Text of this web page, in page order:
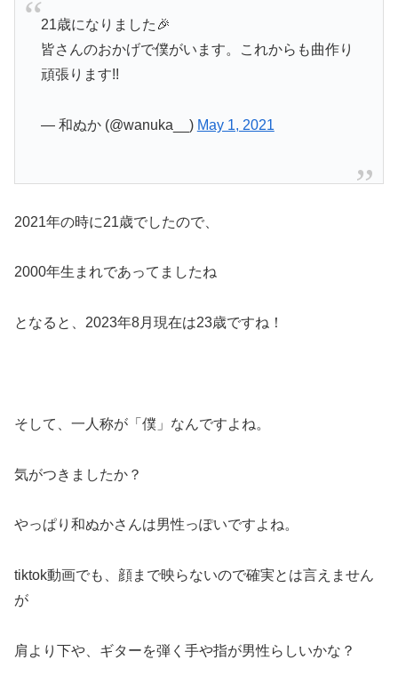
21歳になりました🎉
皆さんのおかげで僕がいます。これからも曲作り
頑張ります!!
— 和ぬか (@wanuka__) May 1, 2021
2021年の時に21歳でしたので、
2000年生まれであってましたね
となると、2023年8月現在は23歳ですね！
そして、一人称が「僕」なんですよね。
気がつきましたか？
やっぱり和ぬかさんは男性っぽいですよね。
tiktok動画でも、顔まで映らないので確実とは言えません
が
肩より下や、ギターを弾く手や指が男性らしいかな？